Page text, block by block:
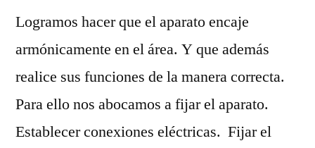
Logramos hacer que el aparato encaje
armónicamente en el área. Y que además
realice sus funciones de la manera correcta.
Para ello nos abocamos a fijar el aparato.
Establecer conexiones eléctricas. Fijar el